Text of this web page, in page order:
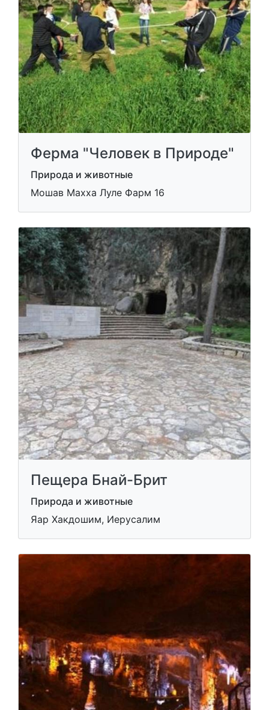
Ферма "Человек в Природе"
Природа и животные
Мошав Махха Луле Фарм 16
Пещера Бнай-Брит
Природа и животные
Яар Хакдошим, Иерусалим